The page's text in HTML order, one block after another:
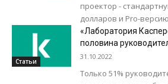
проектор -
долларов и Pro-
Redmi Projector
разрешением Full...
Статьи
«Лаборатория
половина
бывших сотрудников
31.10.2022
Только 51%